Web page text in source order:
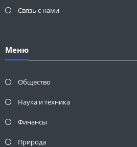
Связь с нами
Меню
Общество
Наука и техника
Финансы
Природа